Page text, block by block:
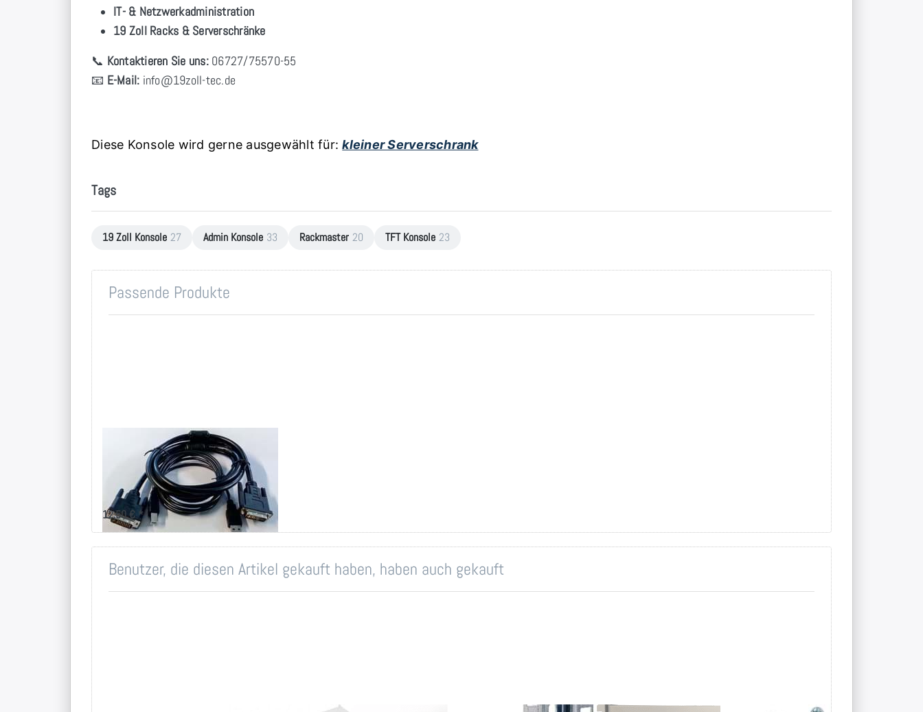
IT- & Netzwerkadministration
19 Zoll Racks & Serverschränke
📞 Kontaktieren Sie uns:06727/75570-55
📧 E-Mail: info@19zoll-tec.de
Diese Konsole wird gerne ausgewählt für: kleiner Serverschrank
Tags
19 Zoll Konsole 27 Admin Konsole 33 Rackmaster 20 TFT Konsole 23
Passende Produkte
DVI und USB-
Anschlusskabel
KAB-102-DVI - 1,8m Länge
12,50 € *
Benutzer, die diesen Artikel gekauft haben, haben auch gekauft